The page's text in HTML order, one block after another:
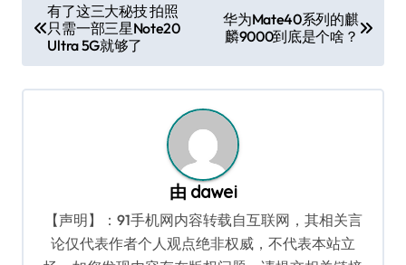
章
导
航
有了这三大秘技 拍照
只需一部三星Note20
Ultra 5G就够了
华为Mate40系列的麒
麟9000到底是个啥？
由 dawei
【声明】：91手机网内容转载自互联网，其相关言
论仅代表作者个人观点绝非权威，不代表本站立